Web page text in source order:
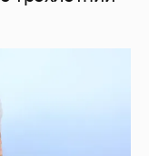
о